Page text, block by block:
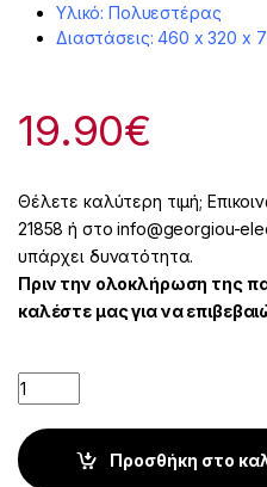
Υλικό: Πολυεστέρας
Διαστάσεις: 460 x 320 x
19.90€
Θέλετε καλύτερη τιμή;
21858 ή στο info@georgiou-
υπάρχει δυνατότητα.
Πριν την ολοκλήρωση της
καλέστε μας για να
Quantity
Προσθήκη στο